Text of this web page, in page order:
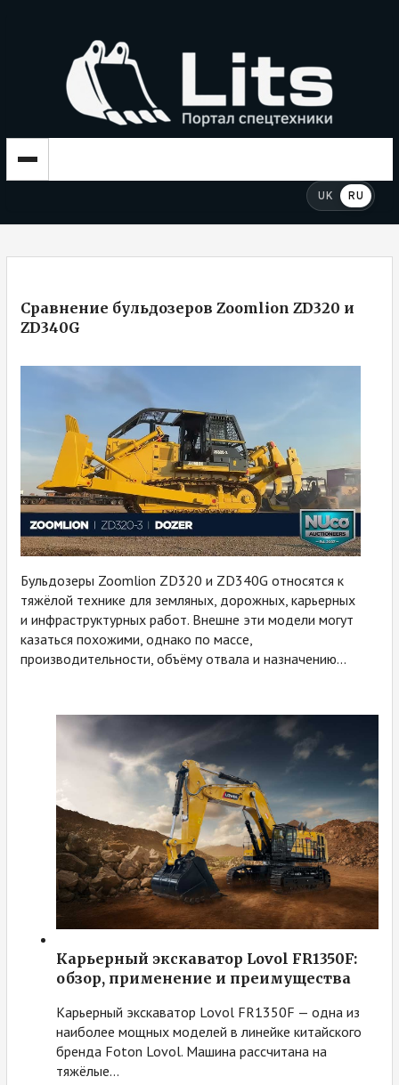
UK RU
Сравнение бульдозеров Zoomlion ZD320 и
ZD340G
Бульдозеры Zoomlion ZD320 и ZD340G относятся к
тяжёлой технике для земляных, дорожных, карьерных
и инфраструктурных работ. Внешне эти модели могут
казаться похожими, однако по массе,
производительности, объёму отвала и назначению...
Карьерный экскаватор Lovol FR1350F:
обзор, применение и преимущества
Карьерный экскаватор Lovol FR1350F — одна из
наиболее мощных моделей в линейке китайского
бренда Foton Lovol. Машина рассчитана на
тяжёлые…